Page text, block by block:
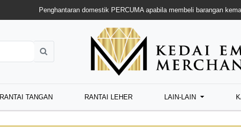
Penghantaran domestik PERCUMA apabila membeli barangan
RANTAI TANGAN RANTAI LEHER LAIN-LAIN